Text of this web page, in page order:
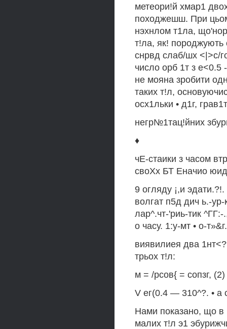
метеори!й хмар1
походжешш. При
нэхнлом т1ла,
т!ла, як! породжують
снрвд слаб/шх <|>с/
число орб 1т з е<0.5
не мояна зробити
таких т!л,
осх1льки • д1г,
негр№1тац!йних
♦
чЕ-стаики з часом
своХх БТ Еначио
9 огляду ¡,и
волгат п5д дич ь.-
лар^.чт-'риь-тик
о часу. 1:у-мт • о-
виявилиея два
трьох т!л:
м = /рсов{ = сопзг, (2)
V ег(0.4 — 310^?. • а
Нами показано, що в
малих т!л э1